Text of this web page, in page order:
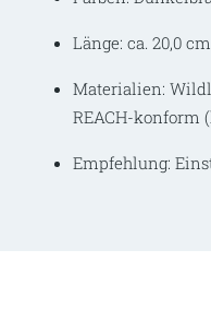
Länge: ca. 20,0 cm
Materialien:
REACH-konform
Empfehlung: